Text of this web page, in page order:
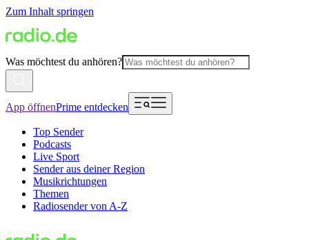
Zum Inhalt springen
Was möchtest du anhören?
App öffnenPrime entdecken
Top Sender
Podcasts
Live Sport
Sender aus deiner Region
Musikrichtungen
Themen
Radiosender von A-Z